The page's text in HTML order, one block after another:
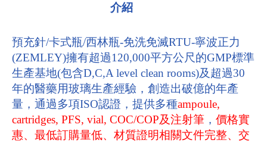
介紹
預充針/卡式瓶/西林瓶-免洗免滅RTU-寧波正力
(ZEMLEY)擁有超過120,000平方公尺的GMP標準
生產基地(包含D,C,A level clean rooms)及超過30
年的醫藥用玻璃生產經驗，創造出破億的年產
量 ，通過多項ISO認證，提供多種ampoule,
cartridges, PFS, vial, COC/COP及注射筆 ， 價格實
惠、最低訂購量低、材質證明相關文件完整、交